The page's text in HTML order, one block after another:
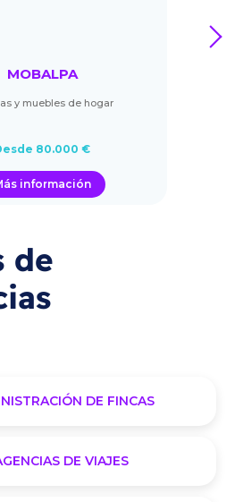
MOBALPA
y muebles de hogar
80.000 €
información
next
de
DE FINCAS
DE VIAJES